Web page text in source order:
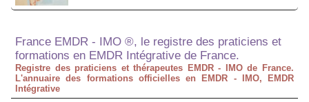
France EMDR - IMO ®, le registre des praticiens et
formations en EMDR Intégrative de France.
Registre des praticiens et thérapeutes EMDR - IMO de France.
L'annuaire des formations officielles en EMDR - IMO, EMDR
Intégrative